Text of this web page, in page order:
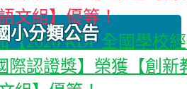
【2026 KDP 全國學校
際認證獎】榮獲【創新
小分類公告